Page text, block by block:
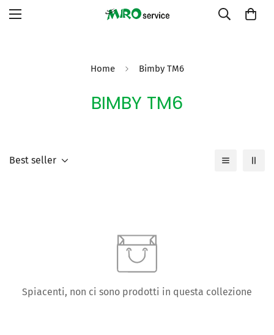
Home Bimby TM6
BIMBY TM6
Best seller
Spiacenti, non ci sono prodotti in questa collezione